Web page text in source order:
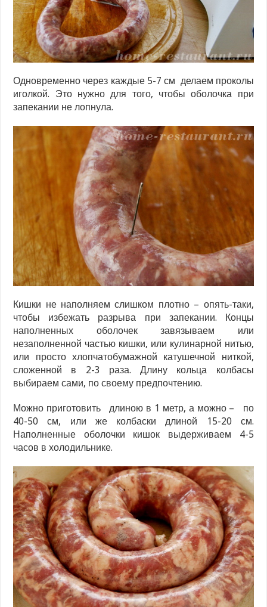
Одновременно через каждые 5-7 см делаем проколы
иголкой. Это нужно для того, чтобы оболочка при
запекании не лопнула.
Кишки не наполняем слишком плотно – опять-таки,
чтобы избежать разрыва при запекании. Концы
наполненных оболочек завязываем или
незаполненной частью кишки, или кулинарной нитью,
или просто хлопчатобумажной катушечной ниткой,
сложенной в 2-3 раза. Длину кольца колбасы
выбираем сами, по своему предпочтению.
Можно приготовить длиною в 1 метр, а можно – по
40-50 см, или же колбаски длиной 15-20 см.
Наполненные оболочки кишок выдерживаем 4-5
часов в холодильнике.